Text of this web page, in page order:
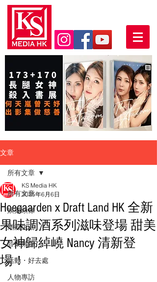
文章
所有文章
娛樂頭條
潮流生活
音樂頻道
活動・好去處
人物專訪
所有文章
Hoegaarden x Draft Land HK 全新
果味調酒系列滋味登場 甜美
女神歸綽嶢 Nancy 清新登
場！
KS Media HK
2025年6月6日